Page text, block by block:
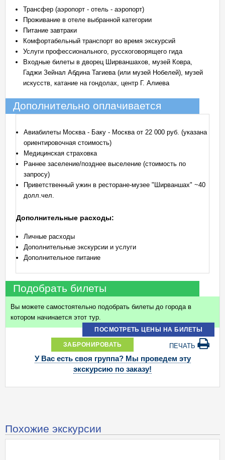
Трансфер (аэропорт - отель - аэропорт)
Проживание в отеле выбранной категории
Питание завтраки
Комфортабельный транспорт во время экскурсий
Услуги профессионального, русскоговорящего гида
Входные билеты в дворец Ширваншахов, музей Ковра,
Гаджи Зейнал Абдина Тагиева (или музей Нобелей), музей
искусств, катание на гондолах, центр Г. Алиева
Дополнительно оплачивается
Авиабилеты Москва - Баку - Москва от 22 000 руб. (указана
ориентировочная стоимость)
Медицинская страховка
Раннее заселение/позднее выселение (стоимость по
запросу)
Приветственный ужин в ресторане-музее "Ширваншах" ~40
долл.чел.
Дополнительные расходы:
Личные расходы
Дополнительные экскурсии и услуги
Дополнительное питание
Подобрать билеты
Вы можете самостоятельно подобрать билеты до города в
котором начинается этот тур.
ПОСМОТРЕТЬ ЦЕНЫ НА БИЛЕТЫ
ЗАБРОНИРОВАТЬ ПЕЧАТЬ
У Вас есть своя группа? Мы проведем эту
экскурсию по заказу!
Похожие экскурсии